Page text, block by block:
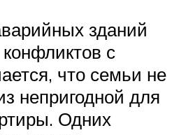
зданий
с
что семьи не
непригодной для
Одних